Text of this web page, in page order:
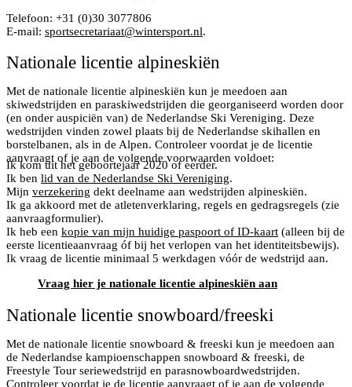
Telefoon: +31 (0)30 3077806
E-mail: sportsecretariaat@wintersport.nl.
Nationale licentie alpineskiën
Met de nationale licentie alpineskiën kun je meedoen aan
skiwedstrijden en paraskiwedstrijden die georganiseerd worden door
(en onder auspiciën van) de Nederlandse Ski Vereniging. Deze
wedstrijden vinden zowel plaats bij de Nederlandse skihallen en
borstelbanen, als in de Alpen. Controleer voordat je de licentie
aanvraagt of je aan de volgende voorwaarden voldoet:
Ik kom uit het geboortejaar 2020 of eerder.
Ik ben lid van de Nederlandse Ski Vereniging.
Mijn verzekering dekt deelname aan wedstrijden alpineskiën.
Ik ga akkoord met de atletenverklaring, regels en gedragsregels (zie
aanvraagformulier).
Ik heb een kopie van mijn huidige paspoort of ID-kaart (alleen bij de
eerste licentieaanvraag óf bij het verlopen van het identiteitsbewijs).
Ik vraag de licentie minimaal 5 werkdagen vóór de wedstrijd aan.
Vraag hier je nationale licentie alpineskiën aan
Nationale licentie snowboard/freeski
Met de nationale licentie snowboard & freeski kun je meedoen aan
de Nederlandse kampioenschappen snowboard & freeski, de
Freestyle Tour seriewedstrijd en parasnowboardwedstrijden.
Controleer voordat je de licentie aanvraagt of je aan de volgende